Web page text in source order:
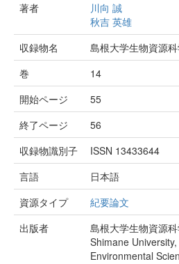
著者
川向 誠
秋吉 英雄
収録物名
島根大学生物資源
巻
14
開始ページ
55
終了ページ
56
収録物識別子
ISSN 13433644
言語
日本語
資源タイプ
紀要論文
出版者
島根大学生物資源
Shimane
Environmental